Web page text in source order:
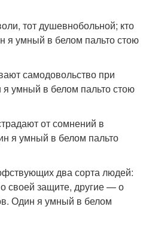
тот душевнобольной; кто
я умный в белом пальто стою
самодовольство при
я умный в белом пальто стою
от сомнений в
я умный в белом пальто
два сорта людей:
своей защите, другие — о
Один я умный в белом